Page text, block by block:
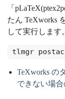
「
たん TeXworks
して実行します。
tlmgr
TeXworks の
できない場